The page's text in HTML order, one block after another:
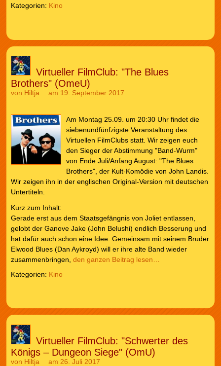
Kategorien: Kino
Virtueller FilmClub: "The Blues
Brothers" (OmeU)
von Hiltja am 19. September 2017
Am Montag 25.09. um 20:30 Uhr findet die
siebenundfünfzigste Veranstaltung des
Virtuellen FilmClubs statt. Wir zeigen euch
den Sieger der Abstimmung "Band-Wurm"
von Ende Juli/Anfang August: "The Blues
Brothers", der Kult-Komödie von John Landis.
Wir zeigen ihn in der englischen Original-Version mit deutschen
Untertiteln.
Kurz zum Inhalt:
Gerade erst aus dem Staatsgefängnis von Joliet entlassen,
gelobt der Ganove Jake (John Belushi) endlich Besserung und
hat dafür auch schon eine Idee. Gemeinsam mit seinem Bruder
Elwood Blues (Dan Aykroyd) will er ihre alte Band wieder
zusammenbringen, den ganzen Beitrag lesen…
Kategorien: Kino
Virtueller FilmClub: "Schwerter des
Königs – Dungeon Siege" (OmU)
von Hiltja am 26. Juli 2017